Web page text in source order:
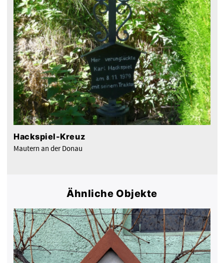
Hackspiel-Kreuz
Mautern an der Donau
Ähnliche Objekte